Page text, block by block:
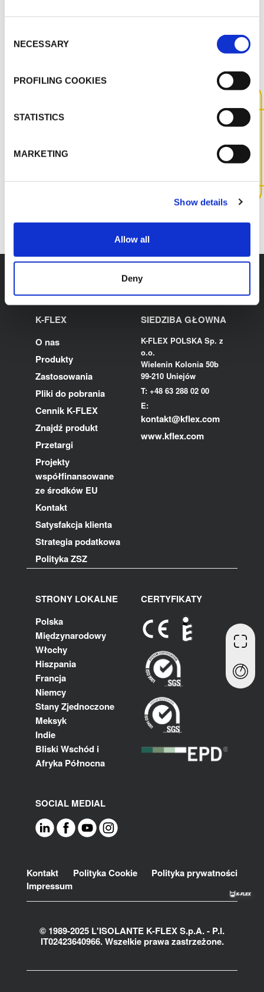
Selection
NECESSARY
PROFILING COOKIES
STATISTICS
MARKETING
Show details
Allow all
Deny
SKONTAKTUJ SIĘ Z NAMI,
INFORMACJI NA TEMAT TEGO
SKONTAKTUJ SIĘ Z NAMI
K-FLEX
O nas
Produkty
Zastosowania
Pliki do pobrania
Cennik K-FLEX
Znajdź produkt
Przetargi
Projekty
współfinansowane
ze środków EU
Kontakt
Satysfakcja klienta
Strategia podatkowa
Polityka ZSZ
SIEDZIBA GŁOWNA
K-FLEX POLSKA Sp. z
o.o.
Wielenin Kolonia 50b
99-210 Uniejów
T: +48 63 288 02 00
E:
kontakt@kflex.com
www.kflex.com
STRONY LOKALNE
Polska
Międzynarodowy
Włochy
Hiszpania
Francja
Niemcy
Stany Zjednoczone
Meksyk
Indie
Bliski Wschód i
Afryka Północna
CERTYFIKATY
SOCIAL MEDIAL
Footer
Kontakt Polityka Cookie
Polityka prywatności
Impressum
© 1989-2025 L'ISOLANTE K-FLEX S.p.A. - P.l.
IT02423640966. Wszelkie prawa zastrzeżone.